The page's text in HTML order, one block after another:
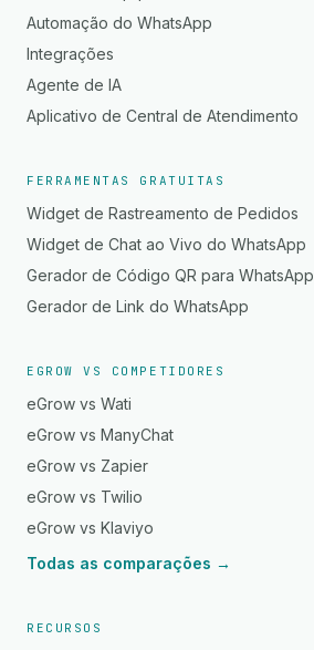
Automação do WhatsApp
Integrações
Agente de IA
Aplicativo de Central de Atendimento
FERRAMENTAS GRATUITAS
Widget de Rastreamento de Pedidos
Widget de Chat ao Vivo do WhatsApp
Gerador de Código QR para WhatsApp
Gerador de Link do WhatsApp
EGROW VS COMPETIDORES
eGrow vs Wati
eGrow vs ManyChat
eGrow vs Zapier
eGrow vs Twilio
eGrow vs Klaviyo
Todas as comparações →
RECURSOS